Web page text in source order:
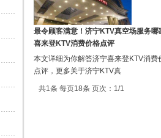
最令顾客满意！济宁KTV真空场服务哪
喜来登KTV消费价格点评
本文详细为你解答济宁喜来登KTV消费
点评，更多关于济宁KTV真
共1条 每页18条 页次：1/1